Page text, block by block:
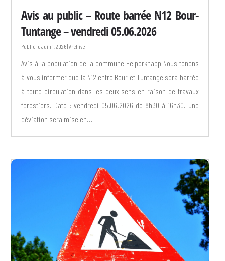
Avis au public – Route barrée N12 Bour-
Tuntange – vendredi 05.06.2026
Juin 1, 2026| Archive
Avis à la population de la commune Helperknapp Nous tenons
à vous informer que la N12 entre Bour et Tuntange sera barrée
à toute circulation dans les deux sens en raison de travaux
forestiers. Date : vendredi 05.06.2026 de 8h30 à 16h30. Une
déviation sera mise en...